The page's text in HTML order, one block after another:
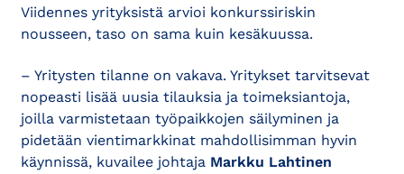
Viidennes yrityksistä arvioi konkurssiriskin
nousseen, taso on sama kuin kesäkuussa.
– Yritysten tilanne on vakava. Yritykset tarvitsevat
nopeasti lisää uusia tilauksia ja toimeksiantoja,
joilla varmistetaan työpaikkojen säilyminen ja
pidetään vientimarkkinat mahdollisimman hyvin
käynnissä, kuvailee johtaja Markku Lahtinen